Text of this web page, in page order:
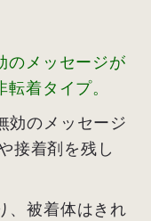
のメッセージが
着タイプ。
効のメッセージ
接着剤を残し
、被着体はきれ